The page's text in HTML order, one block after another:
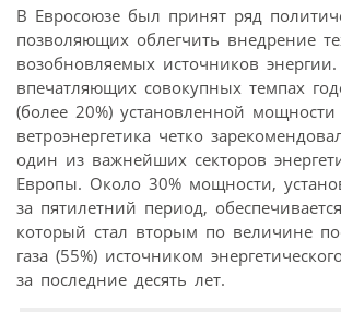
В Евросоюзе был принят ряд
позволяющих облегчить внедрение
возобновляемых источников
впечатляющих совокупных темпах
(более 20%) установленной
ветроэнергетика четко
один из важнейших секторов
Европы. Около 30% мощности,
за пятилетний период,
который стал вторым по величине
газа (55%) источником
за последние десять лет.